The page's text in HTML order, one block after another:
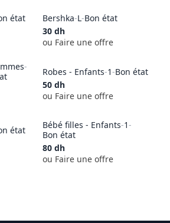
état
Bershka-L-Bon état
30 dh
ou Faire une offre
-
Robes - Enfants-1-Bon état
50 dh
ou Faire une offre
état
Bébé filles - Enfants-1-
Bon état
80 dh
ou Faire une offre